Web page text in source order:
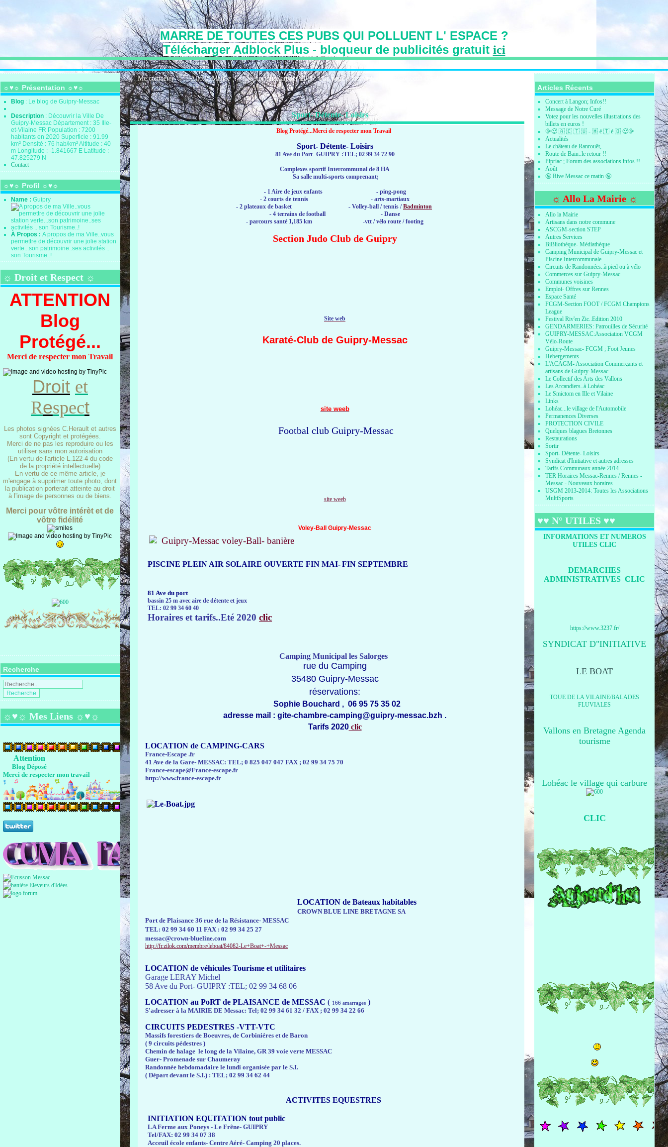
MARRE DE TOUTES CES PUBS QUI POLLUENT L' ESPACE ?
Télécharger Adblock Plus - bloqueur de publicités gratuit ici
☼♥☼ Présentation ☼♥☼
Blog : Le blog de Guipry-Messac
Description : Découvrir la Ville De
Guipry-Messac Département : 35 Ille-
et-Vilaine FR Population : 7200
habitants en 2020 Superficie : 91.99
km² Densité : 76 hab/km² Altitude : 40
m Longitude : -1.841667 E Latitude :
47.825279 N
Contact
☼♥☼ Profil ☼♥☼
Name :Guipry
À Propos :A propos de ma Ville..vous
permettre de découvrir une jolie station
verte...son patrimoine..ses activités ..
son Tourisme..!
☼ Droit et Respect ☼
ATTENTION
Blog
Protégé...
Merci de respecter mon Travail
Droit et
Respect
Les photos signées C.Herault et autres
sont Copyright et protégées.
Merci de ne pas les reproduire ou les
utiliser sans mon autorisation
(En vertu de l'article L.122-4 du code
de la propriété intellectuelle)
En vertu de ce même article, je
m'engage à supprimer toute photo, dont
la publication porterait atteinte au droit
à l'image de personnes ou de biens.
Merci pour vôtre intérèt et de
vôtre fidélité
Recherche
☼♥☼ Mes Liens ☼♥☼
Attention
Blog Déposé
Merci de respecter mon travail
Me contacter Allo la Mairie Historique:Janvier 2016: Une page d'histoire
Sport- Détente- Loisirs
Blog Protégé...Merci de respecter mon Travail
Sport- Détente- Loisirs
81 Ave du Port- GUIPRY :TEL; 02 99 34 72 90
Complexes sportif Intercommunal de 8 HA
Sa salle multi-sports comprenant;
- 1 Aire de jeux enfants - ping-pong
- 2 courts de tennis - arts-martiaux
- 2 plateaux de basket - Volley-ball / tennis /Badminton
- 4 terrains de football - Danse
- parcours santé 1,185 km -vtt / vélo route / footing
Section Judo Club de Guipry
Site web
Karaté-Club de Guipry-Messac
site weeb
Footbal club Guipry-Messac
site weeb
Voley-Ball Guipry-Messac
PISCINE PLEIN AIR SOLAIRE OUVERTE FIN MAI-FIN SEPTEMBRE
81 Ave du port
bassin 25 m avec aire de détente et jeux
TEL: 02 99 34 60 40
Horaires et tarifs..Eté 2020clic
Camping Municipal les Salorges
rue du Camping
35480 Guipry-Messac
réservations:
Sophie Bouchard , 06 95 75 35 02
adresse mail : gite-chambre-camping@guipry-messac.bzh .
Tarifs 2020clic
LOCATION de CAMPING-CARS
France-Escape .fr
41 Ave de la Gare- MESSAC: TEL; 0 825 047 047 FAX ; 02 99 34 75 70
France-escape@France-escape.fr
http://www.france-escape.fr
LOCATION de Bateaux habitables
CROWN BLUE LINE BRETAGNE SA
Port de Plaisance 36 rue de la Résistance- MESSAC
TEL: 02 99 34 60 11 FAX : 02 99 34 25 27
messac@crown-blueline.com
http://fr.zilok.com/membre/leboat/84082-Le+Boat+-+Messac
LOCATION de véhicules Tourisme et utilitaires
Garage LERAY Michel
58 Ave du Port- GUIPRY :TEL; 02 99 34 68 06
LOCATION au PoRT de PLAISANCE de MESSAC ( 166 amarrages )
S'adresser à la MAIRIE DE Messac: Tel; 02 99 34 61 32 / FAX ; 02 99 34 22 66
CIRCUITS PEDESTRES -VTT-VTC
Massifs forestiers de Boeuvres, de Corbiniéres et de Baron
( 9 circuits pédestres )
Chemin de halage le long de la Vilaine, GR 39 voie verte MESSAC
Guer- Promenade sur Chaumeray
Randonnée hebdomadaire le lundi organisée par le S.I.
( Départ devant le S.I.) : TEL; 02 99 34 62 44
ACTIVITES EQUESTRES
INITIATION EQUITATION tout public
LA Ferme aux Poneys - Le Frêne- GUIPRY
Tel/FAX: 02 99 34 07 38
Acceuil école enfants- Centre Aéré- Camping 20 places.
Articles Récents
Concert à Langon; Infos!!
Message de Notre Curé
Votez pour les nouvelles illustrations des
billets en euros !
🌞🥵 🇦 🇨 🇹 🇺 - 🇲 é 🇹 é 🇴 🥵🌞
Actualités
Le château de Ranrouët,
Route de Bain..le retour !!
Pipriac ; Forum des associations infos !!
Août
🤬 Rive Messac ce matin 🤬
☼ Allo La Mairie ☼
Allo la Mairie
Artisans dans notre commune
ASCGM-section STEP
Autres Services
BiBliothéque- Médiathèque
Camping Municipal de Guipry-Messac et
Piscine Intercommunale
Circuits de Randonnées..à pied ou à vélo
Commerces sur Guipry-Messac
Communes voisines
Emploi- Offres sur Rennes
Espace Santé
FCGM-Section FOOT / FCGM Champions
League
Festival Riv'en Zic..Edition 2010
GENDARMERIES: Patrouilles de Sécurité
GUIPRY-MESSAC:Association VCGM
Vélo-Route
Guipry-Messac- FCGM ; Foot Jeunes
Hebergements
L'ACAGM- Association Commerçants et
artisans de Guipry-Messac
Le Collectif des Arts des Vallons
Les Arcandiers..à Lohéac
Le Smictom en Ille et Vilaine
Links
Lohéac...le village de l'Automobile
Permanences Diverses
PROTECTION CIVILE
Quelques blagues Bretonnes
Restaurations
Sortir
Sport- Détente- Loisirs
Syndicat d'Initiative et autres adresses
Tarifs Communaux année 2014
TER Horaires Messac-Rennes / Rennes -
Messac - Nouveaux horaires
USGM 2013-2014: Toutes les Associations
MultiSports
♥♥ N° UTILES ♥♥
INFORMATIONS ET NUMEROS
UTILES CLIC
DEMARCHES
ADMINISTRATIVES CLIC
https://www.3237.fr/
SYNDICAT D"INITIATIVE
LE BOAT
TOUE DE LA VILAINE/BALADES
FLUVIALES
Vallons en Bretagne Agenda
tourisme
Lohéac le village qui carbure
CLIC